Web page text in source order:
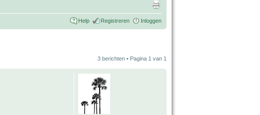
Help Registreren Inloggen
3 berichten • Pagina 1 van 1